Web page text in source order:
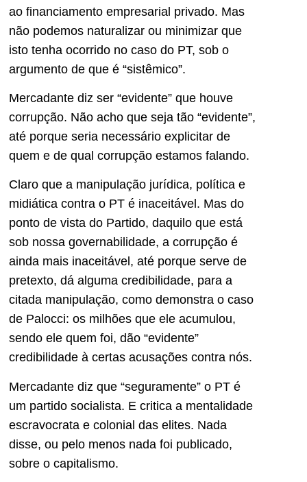
ao financiamento empresarial privado. Mas
não podemos naturalizar ou minimizar que
isto tenha ocorrido no caso do PT, sob o
argumento de que é “sistêmico”.
Mercadante diz ser “evidente” que houve
corrupção. Não acho que seja tão “evidente”,
até porque seria necessário explicitar de
quem e de qual corrupção estamos falando.
Claro que a manipulação jurídica, política e
midiática contra o PT é inaceitável. Mas do
ponto de vista do Partido, daquilo que está
sob nossa governabilidade, a corrupção é
ainda mais inaceitável, até porque serve de
pretexto, dá alguma credibilidade, para a
citada manipulação, como demonstra o caso
de Palocci: os milhões que ele acumulou,
sendo ele quem foi, dão “evidente”
credibilidade à certas acusações contra nós.
Mercadante diz que “seguramente” o PT é
um partido socialista. E critica a mentalidade
escravocrata e colonial das elites. Nada
disse, ou pelo menos nada foi publicado,
sobre o capitalismo.